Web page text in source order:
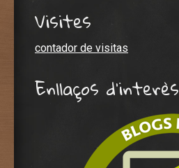
Visites
contador de visitas
Enllaços d'interès